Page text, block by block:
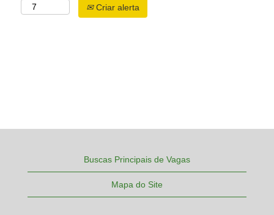
Criar alerta
Buscas Principais de Vagas
Mapa do Site